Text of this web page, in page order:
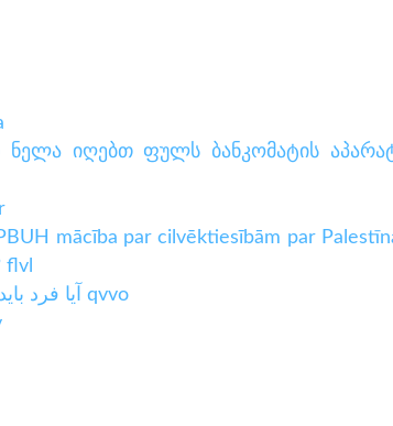
იღებთ ფულს ბანკომატის
mācība par cilvēktiesībām par
flvl
آیا فرد باید تنها سانسور کننده خود باشد؟ qvvo